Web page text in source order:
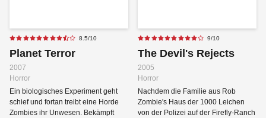
8.5/10
Planet Terror
2007
Horror
Ein biologisches Experiment geht
schief und fortan treibt eine Horde
Zombies ihr Unwesen. Bekämpft
9/10
The Devil's Rejects
2005
Horror
Nachdem die Familie aus Rob
Zombie's Haus der 1000 Leichen
von der Polizei auf der Firefly-Ranch